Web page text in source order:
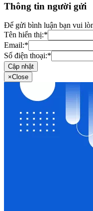
Thông tin người gửi
Để gửi bình luận bạn vui
Tên hiển thị:*
Email:*
Số điện thoại:*
Cập nhật
×Close